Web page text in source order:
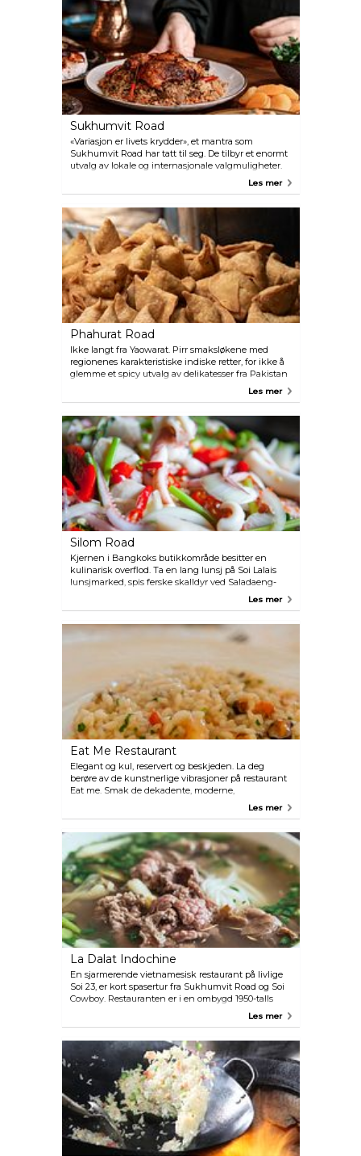
Sukhumvit Road
«Variasjon er livets krydder», et mantra som
Sukhumvit Road har tatt til seg. De tilbyr et enormt
utvalg av lokale og internasjonale valgmuligheter.
Nyt thailandsk mat av høy kvalitet, ved siden av
Sukhumvit er uendelig.
Les mer
Phahurat Road
Ikke langt fra Yaowarat. Pirr smaksløkene med
regionenes karakteristiske indiske retter, for ikke å
glemme et spicy utvalg av delikatesser fra Pakistan
Les mer
Silom Road
Kjernen i Bangkoks butikkområde besitter en
kulinarisk overflod. Ta en lang lunsj på Soi Lalais
lunsjmarked, spis ferske skalldyr ved Saladaeng-
krysset, indonesisk nær Convent Road, japansk ved
Les mer
Eat Me Restaurant
Elegant og kul, reservert og beskjeden. La deg
berøre av de kunstnerlige vibrasjoner på restaurant
Eat me. Smak de dekadente, moderne,
internasjonale og regionale tallerkener med
fresende kjøtt og fugl, enestående skalldyrsretter og
Les mer
La Dalat Indochine
En sjarmerende vietnamesisk restaurant på livlige
Soi 23, er kort spasertur fra Sukhumvit Road og Soi
Cowboy. Restauranten er i en ombygd 1950-talls
villa med frodige planter, moderne kunst og fransk-
Les mer